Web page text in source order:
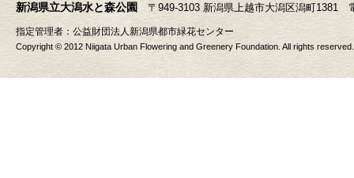
新潟県立大潟水と森公園〒949-3103 新潟県上越市大潟区潟町1381
指定管理者： 公益財団法人新潟県都市緑花センター
Copyright © 2012 Niigata Urban Flowering and Greenery Foundation. All rights reserved.